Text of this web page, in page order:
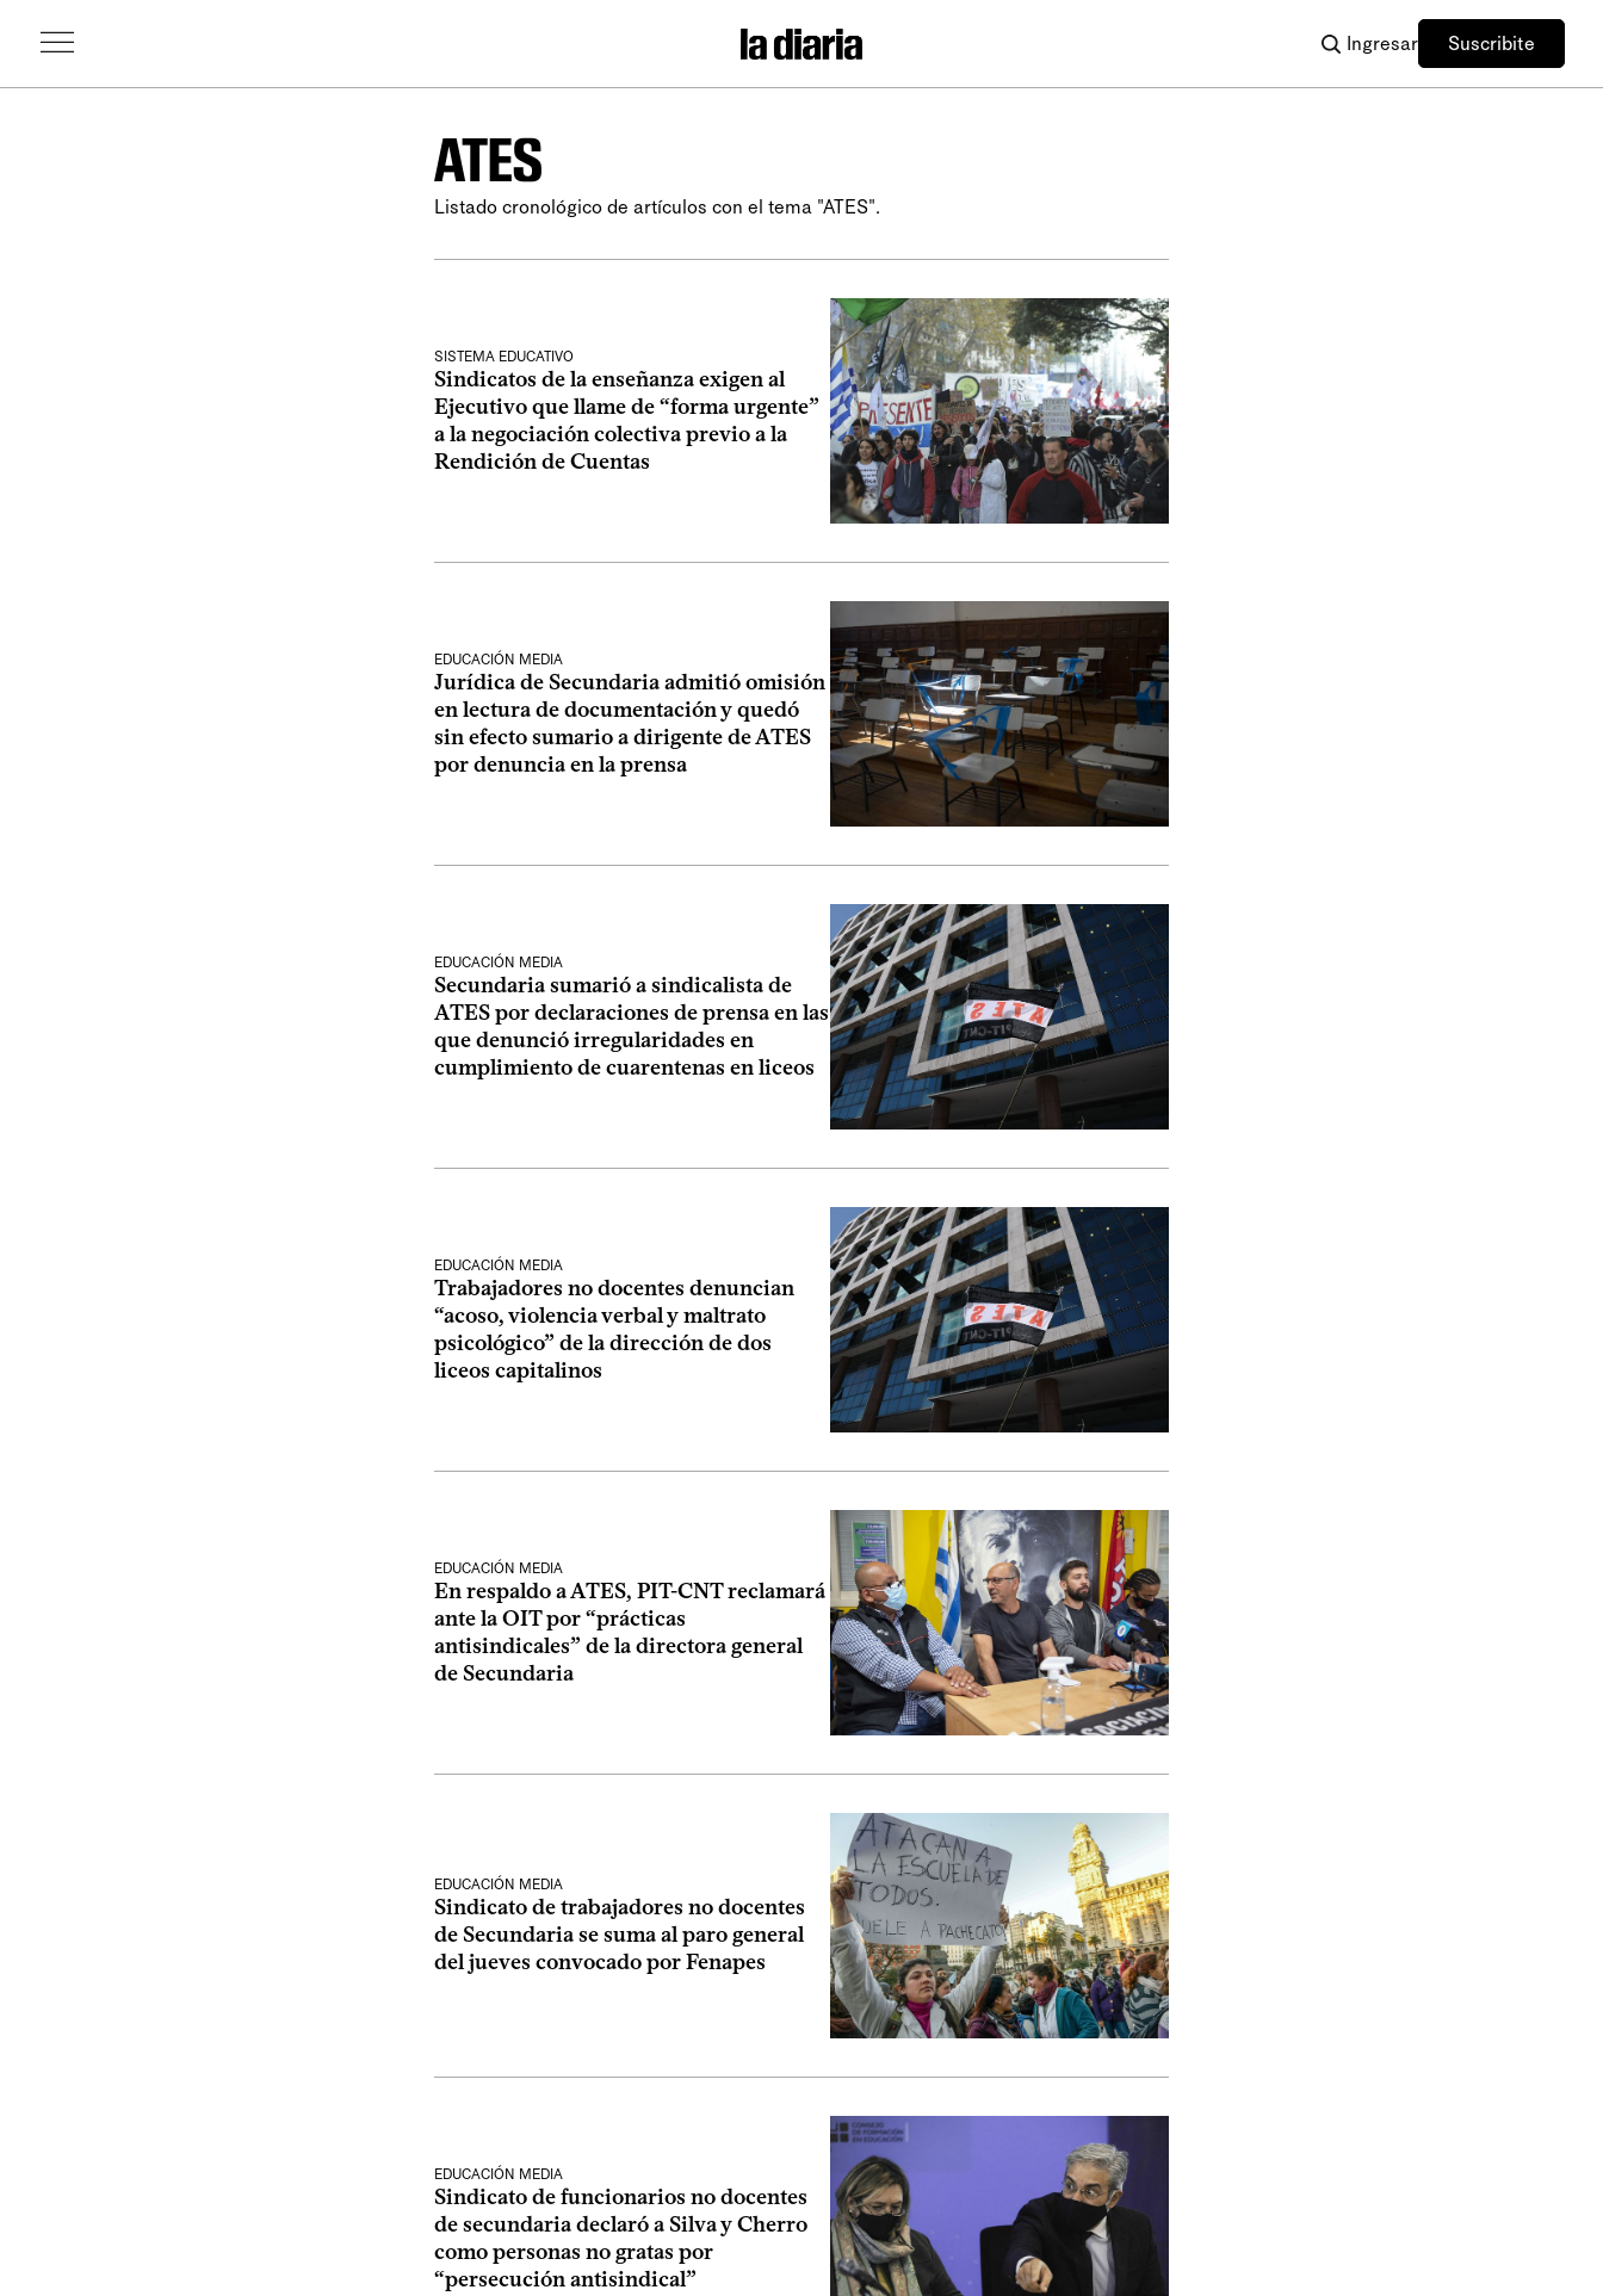
Ingresar Suscribite
ATES
Listado cronológico de artículos con el tema "ATES".
SISTEMA EDUCATIVO
Sindicatos de la enseñanza exigen al
Ejecutivo que llame de “forma urgente”
a la negociación colectiva previo a la
Rendición de Cuentas
EDUCACIÓN MEDIA
Jurídica de Secundaria admitió omisión
en lectura de documentación y quedó
sin efecto sumario a dirigente de ATES
por denuncia en la prensa
EDUCACIÓN MEDIA
Secundaria sumarió a sindicalista de
ATES por declaraciones de prensa en las
que denunció irregularidades en
cumplimiento de cuarentenas en liceos
EDUCACIÓN MEDIA
Trabajadores no docentes denuncian
“acoso, violencia verbal y maltrato
psicológico” de la dirección de dos
liceos capitalinos
EDUCACIÓN MEDIA
En respaldo a ATES, PIT-CNT reclamará
ante la OIT por “prácticas
antisindicales” de la directora general
de Secundaria
EDUCACIÓN MEDIA
Sindicato de trabajadores no docentes
de Secundaria se suma al paro general
del jueves convocado por Fenapes
EDUCACIÓN MEDIA
Sindicato de funcionarios no docentes
de secundaria declaró a Silva y Cherro
como personas no gratas por
“persecución antisindical”